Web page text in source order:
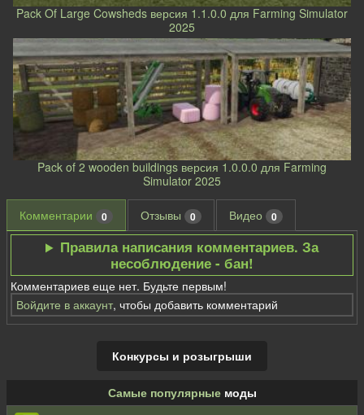
Pack Of Large Cowsheds версия 1.1.0.0 для Farming Simulator
2025
Pack of 2 wooden buildings версия 1.0.0.0 для Farming
Simulator 2025
Комментарии 0 Отзывы 0 Видео 0
Правила написания комментариев. За
несоблюдение - бан!
Комментариев еще нет. Будьте первым!
Войдите в аккаунт, чтобы добавить комментарий
Конкурсы и розыгрыши
Самые популярныемоды